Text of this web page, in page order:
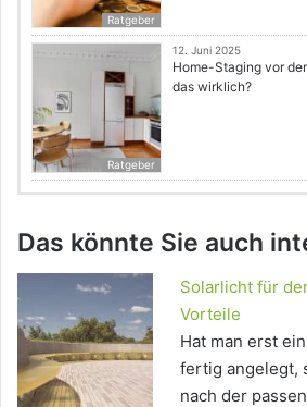
Ratgeber
Ratgeber
12. Juni 2025
Home-Staging vor
das wirklich?
Das könnte Sie auch
Solarlicht für
Vorteile
Hat man erst
fertig angelegt,
nach der